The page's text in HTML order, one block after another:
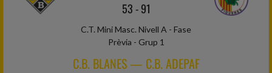
53-91
C.T. Mini Masc. Nivell A - Fase
Prèvia - Grup 1
C.B. BLANES — C.B. ADEPAF